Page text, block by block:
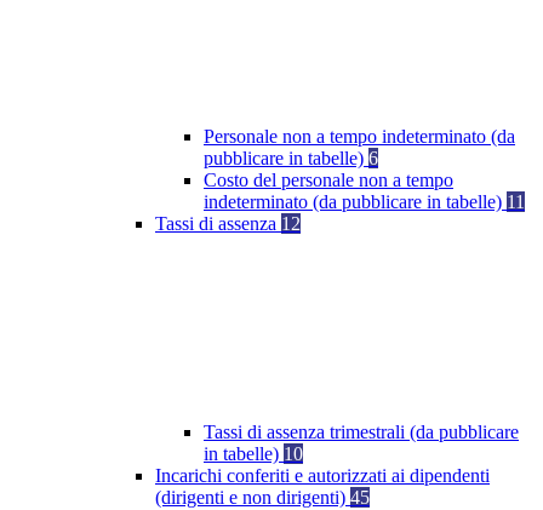
Personale non a tempo indeterminato (da
pubblicare in tabelle) 6
Costo del personale non a tempo
indeterminato (da pubblicare in tabelle) 11
Tassi di assenza 12
Tassi di assenza trimestrali (da pubblicare
in tabelle) 10
Incarichi conferiti e autorizzati ai dipendenti
(dirigenti e non dirigenti) 45